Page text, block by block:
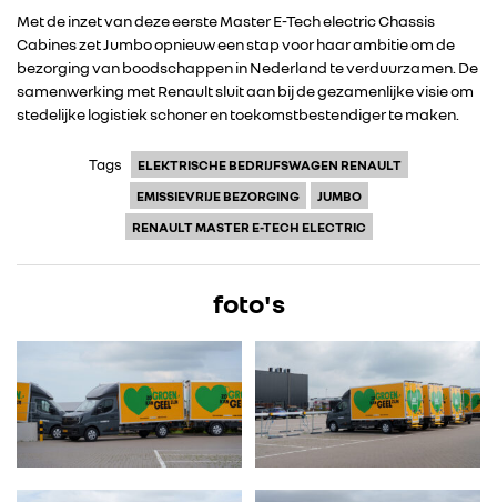
DACIA
ALPINE
ALLIANCE
FOTO’S & VIDEO’S
Met de inzet van deze eerste Master E-Tech electric Chassis
Cabines zet Jumbo opnieuw een stap voor haar ambitie om de
bezorging van boodschappen in Nederland te verduurzamen. De
samenwerking met Renault sluit aan bij de gezamenlijke visie om
stedelijke logistiek schoner en toekomstbestendiger te maken.
Tags
ELEKTRISCHE BEDRIJFSWAGEN RENAULT
EMISSIEVRIJE BEZORGING
JUMBO
RENAULT MASTER E-TECH ELECTRIC
foto's